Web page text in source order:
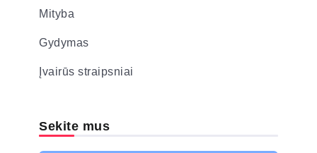
Mityba
Gydymas
Įvairūs straipsniai
Sekite mus